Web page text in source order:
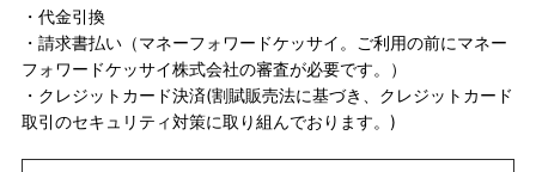
・代金引換
・請求書払い（マネーフォワードケッサイ。ご利用の前にマネー
フォワードケッサイ株式会社の審査が必要です。）
・クレジットカード決済(割賦販売法に基づき、クレジットカード
取引のセキュリティ対策に取り組んでおります。)